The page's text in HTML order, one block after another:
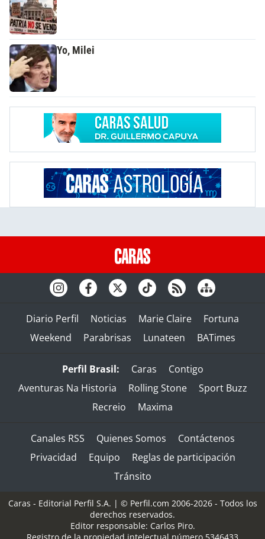
Yo, Milei
Diario Perfil Noticias Marie Claire
Fortuna
Weekend
Parabrisas Lunateen BATimes
Perfil Brasil: Caras
Contigo
Aventuras Na Historia
Rolling Stone
Sport Buzz
Recreio
Maxima
Canales RSS Quienes Somos
Contáctenos
Privacidad
Equipo
Reglas de participación
Tránsito
Caras - Editorial Perfil S.A. | © Perfil.com 2006-2026 - Todos los
derechos reservados.
Editor responsable: Carlos Piro.